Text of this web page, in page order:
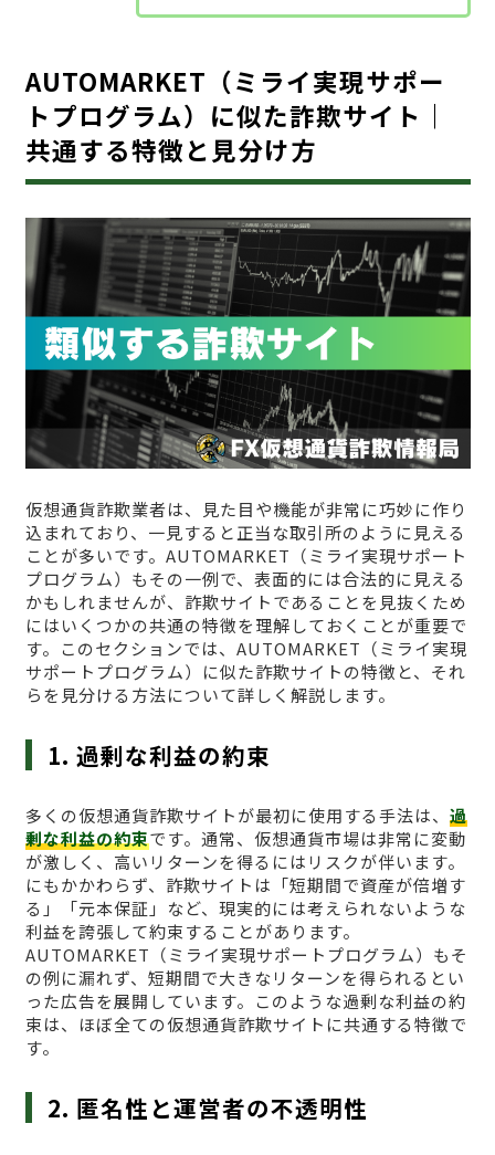
AUTOMARKET（ミライ実現サポー
トプログラム）に似た詐欺サイト｜
共通する特徴と見分け方
仮想通貨詐欺業者は、見た目や機能が非常に巧妙に作り
込まれており、一見すると正当な取引所のように見える
ことが多いです。AUTOMARKET（ミライ実現サポート
プログラム）もその一例で、表面的には合法的に見える
かもしれませんが、詐欺サイトであることを見抜くため
にはいくつかの共通の特徴を理解しておくことが重要で
す。このセクションでは、AUTOMARKET（ミライ実現
サポートプログラム）に似た詐欺サイトの特徴と、それ
らを見分ける方法について詳しく解説します。
1. 過剰な利益の約束
多くの仮想通貨詐欺サイトが最初に使用する手法は、 過
剰な利益の約束です。通常、仮想通貨市場は非常に変動
が激しく、高いリターンを得るにはリスクが伴います。
にもかかわらず、詐欺サイトは「短期間で資産が倍増す
る」「元本保証」など、現実的には考えられないような
利益を誇張して約束することがあります。
AUTOMARKET（ミライ実現サポートプログラム）もそ
の例に漏れず、短期間で大きなリターンを得られるとい
った広告を展開しています。このような過剰な利益の約
束は、ほぼ全ての仮想通貨詐欺サイトに共通する特徴で
す。
2. 匿名性と運営者の不透明性